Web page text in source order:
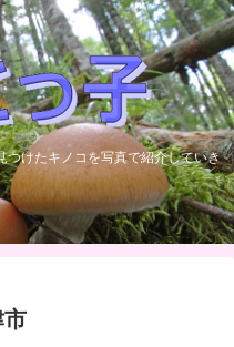
つけたキノコを写真で紹介していき